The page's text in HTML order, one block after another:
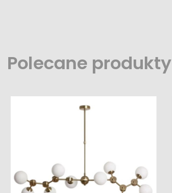
Polecane produkty